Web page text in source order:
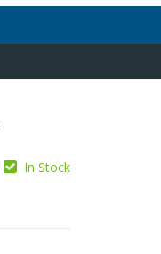
In Stock